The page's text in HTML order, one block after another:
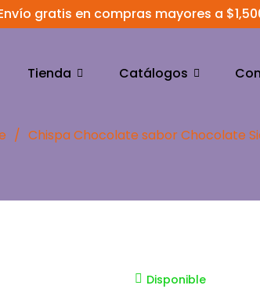
gratis en compras mayores a $1,500
Tienda Catálogos
/ Chispa Chocolate sabor Chocolate
Disponible